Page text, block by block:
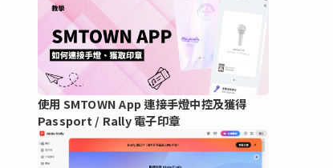
使用 SMTOWN App 連接手燈中控及獲得
Passport / Rally 電子印章